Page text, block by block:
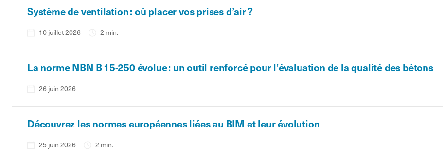
Système de ventilation : où placer vos prises d’air ?
10 juillet 2026 2 min.
La norme NBN B 15-250 évolue : un outil renforcé pour l’évaluation de la qualité des bétons
26 juin 2026
Découvrez les normes européennes liées au BIM et leur évolution
25 juin 2026 2 min.